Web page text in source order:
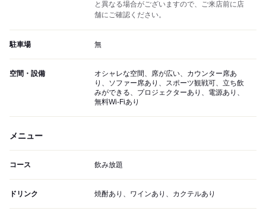
と異なる場合がございますので、ご来店前に店
舗にご確認ください。
駐車場 無
空間・設備
オシャレな空間、席が広い、カウンター席あ
り、ソファー席あり、スポーツ観戦可、立ち飲
みができる、プロジェクターあり、電源あり、
無料Wi-Fiあり
メニュー
コース 飲み放題
ドリンク 焼酎あり、ワインあり、カクテルあり